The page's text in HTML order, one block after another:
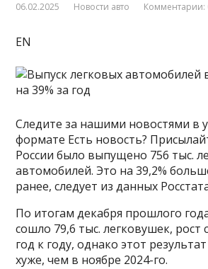
06.02.2025 Новости авто Комментарии:
EN
Следите за нашими новостями в
формате Есть новость?
России было выпущено 756 тыс.
автомобилей. Это на 39,2%
ранее, следует из данных
По итогам декабря прошлого
сошло 79,6 тыс. легковушек, рост
год к году, однако этот
хуже, чем в ноябре 2024-го.